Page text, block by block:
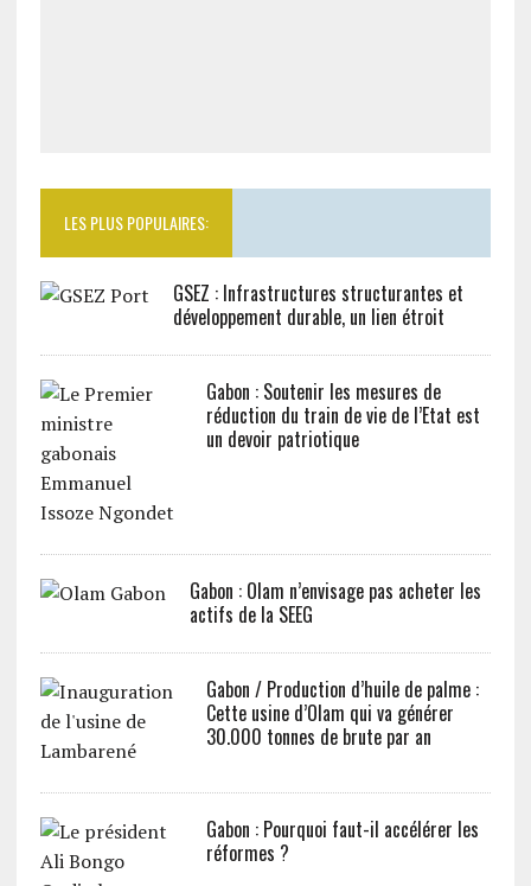
LES PLUS POPULAIRES:
GSEZ : Infrastructures structurantes et
développement durable, un lien étroit
Gabon : Soutenir les mesures de
réduction du train de vie de l’Etat est
un devoir patriotique
Gabon : Olam n’envisage pas acheter les
actifs de la SEEG
Gabon / Production d’huile de palme :
Cette usine d’Olam qui va générer
30.000 tonnes de brute par an
Gabon : Pourquoi faut-il accélérer les
réformes ?